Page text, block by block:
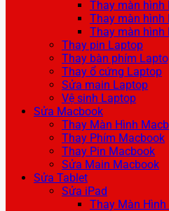
Thay màn hình
Thay màn hình
Thay màn hình
Thay pin Laptop
Thay bàn phím
Thay ổ cứng Laptop
Sửa main Laptop
Vệ sinh Laptop
Sửa Macbook
Thay Màn Hình
Thay Phím Macbook
Thay Pin Macbook
Sửa Main Macbook
Sửa Tablet
Sửa iPad
Thay Màn Hình